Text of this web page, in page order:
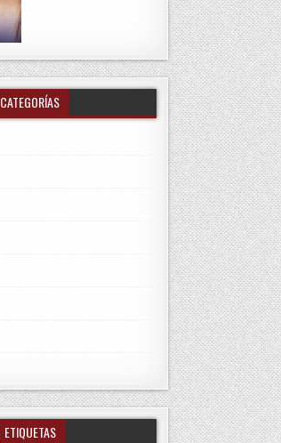
CATEGORÍAS
ETIQUETAS